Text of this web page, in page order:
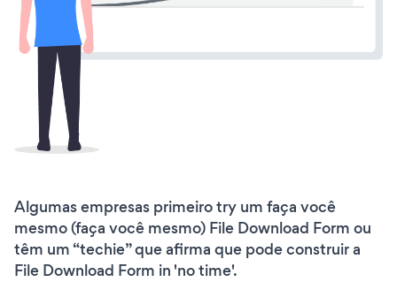
Algumas empresas primeiro try um faça você
mesmo (faça você mesmo) File Download Form ou
têm um “techie” que afirma que pode construir a
File Download Form in 'no time'.